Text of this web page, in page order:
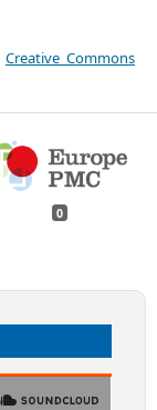
Creative Commons
0